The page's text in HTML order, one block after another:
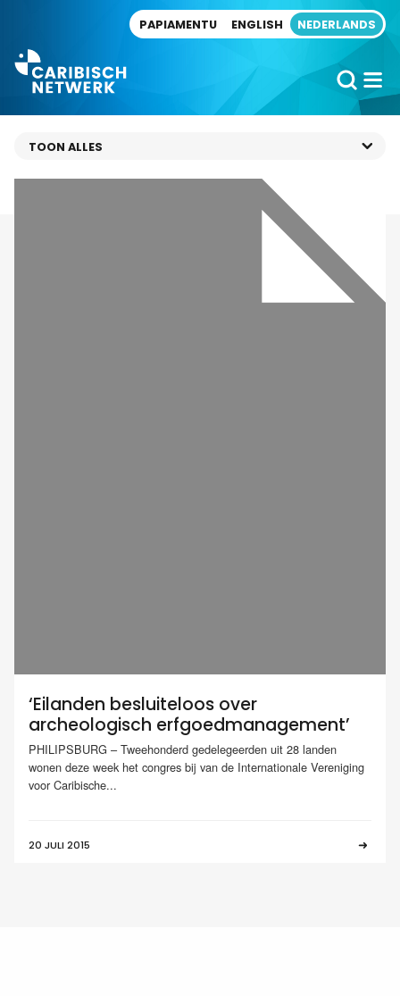
PAPIAMENTU ENGLISH NEDERLANDS
‘Eilanden besluiteloos over
archeologisch erfgoedmanagement’
PHILIPSBURG – Tweehonderd gedelegeerden uit 28 landen
wonen deze week het congres bij van de Internationale Vereniging
voor Caribische...
20 JULI 2015